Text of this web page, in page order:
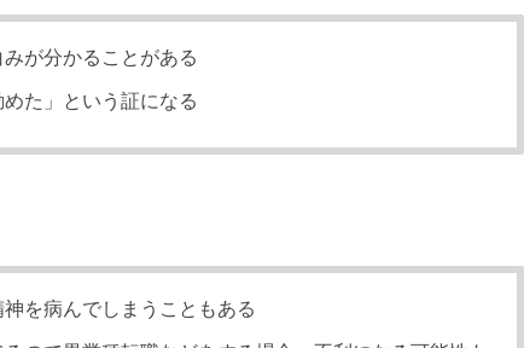
が分かることがある
た」という証になる
を病んでしまうこともある